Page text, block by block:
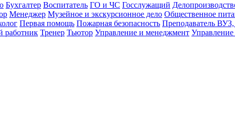
Бухгалтер Воспитатель ГО и ЧС Госслужащий
Менеджер Музейное и экскурсионное дело Общественное
Первая помощь Пожарная безопасность Преподаватель
работник Тренер Тьютор Управление и менеджмент